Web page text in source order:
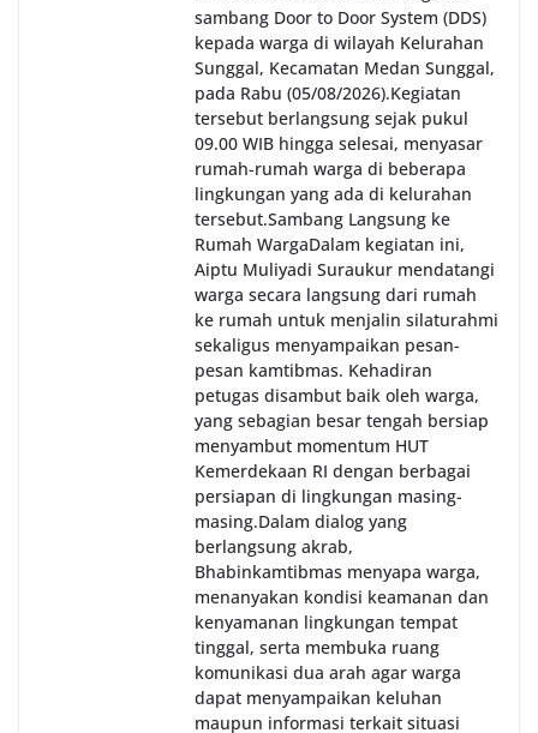
sambang Door to Door System (DDS)
kepada warga di wilayah Kelurahan
Sunggal, Kecamatan Medan Sunggal,
pada Rabu (05/08/2026).‎‎Kegiatan
tersebut berlangsung sejak pukul
09.00 WIB hingga selesai, menyasar
rumah-rumah warga di beberapa
lingkungan yang ada di kelurahan
tersebut.‎Sambang Langsung ke
Rumah Warga‎Dalam kegiatan ini,
Aiptu Muliyadi Suraukur mendatangi
warga secara langsung dari rumah
ke rumah untuk menjalin silaturahmi
sekaligus menyampaikan pesan-
pesan kamtibmas. Kehadiran
petugas disambut baik oleh warga,
yang sebagian besar tengah bersiap
menyambut momentum HUT
Kemerdekaan RI dengan berbagai
persiapan di lingkungan masing-
masing.‎Dalam dialog yang
berlangsung akrab,
Bhabinkamtibmas menyapa warga,
menanyakan kondisi keamanan dan
kenyamanan lingkungan tempat
tinggal, serta membuka ruang
komunikasi dua arah agar warga
dapat menyampaikan keluhan
maupun informasi terkait situasi